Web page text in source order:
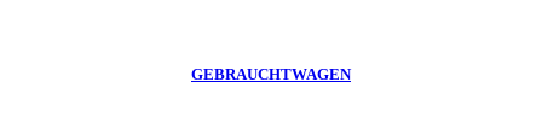
GEBRAUCHTWAGEN